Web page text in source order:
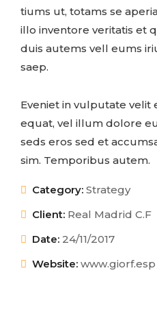
tiums ut, totams se
illo inventore veritatis et
duis autems vell eums
saep.
Eveniet in vulputate velit
equat, vel illum dolore
seds eros sed et
sim. Temporibus autem.
Category: Strategy
Client: Real Madrid C.F
Date: 24/11/2017
Website: www.giorf.esp